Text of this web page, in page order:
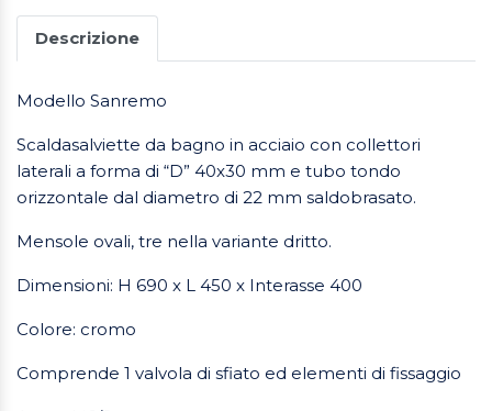
Descrizione
Modello Sanremo
Scaldasalviette da bagno in acciaio con collettori
laterali a forma di “D” 40x30 mm e tubo tondo
orizzontale dal diametro di 22 mm saldobrasato.
Mensole ovali, tre nella variante dritto.
Dimensioni: H 690 x L 450 x Interasse 400
Colore: cromo
Comprende 1 valvola di sfiato ed elementi di fissaggio